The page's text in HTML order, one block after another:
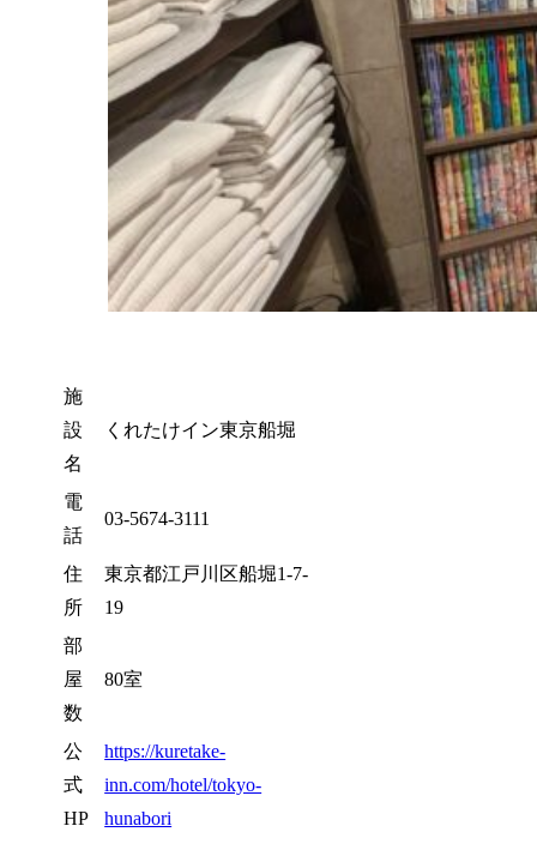
施
設
名
くれたけイン東京船堀
電
話
03-5674-3111
住
所
東京都江戸川区船堀1-7-
19
部
屋
数
80室
公
式
HP
https://kuretake-
inn.com/hotel/tokyo-
hunabori